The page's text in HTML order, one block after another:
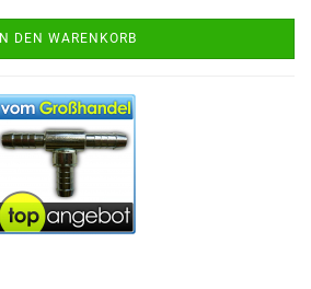
IN DEN WARENKORB